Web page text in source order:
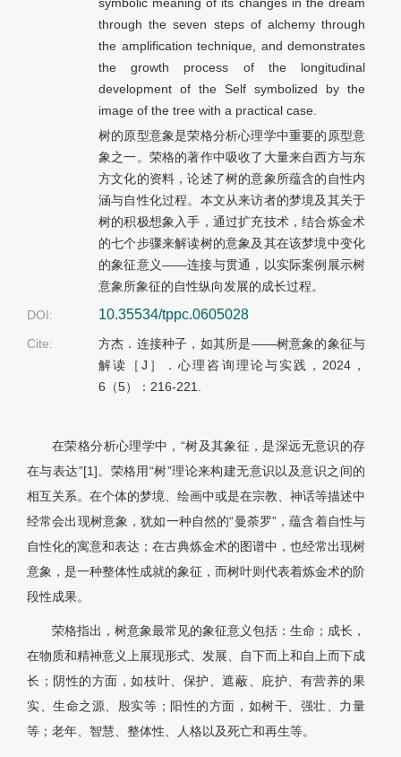
symbolic meaning of its changes in the dream
through the seven steps of alchemy through
the amplification technique, and demonstrates
the growth process of the longitudinal
development of the Self symbolized by the
image of the tree with a practical case.
树的原型意象是荣格分析心理学中重要的原型意
象之一。荣格的著作中吸收了大量来自西方与东
方文化的资料，论述了树的意象所蕴含的自性内
涵与自性化过程。本文从来访者的梦境及其关于
树的积极想象入手，通过扩充技术，结合炼金术
的七个步骤来解读树的意象及其在该梦境中变化
的象征意义——连接与贯通，以实际案例展示树
意象所象征的自性纵向发展的成长过程。
DOI:
10.35534/tppc.0605028
Cite:
方杰．连接种子，如其所是——树意象的象征与
解读［J］．心理咨询理论与实践，2024，
6（5）：216-221.
在荣格分析心理学中，“树及其象征，是深远无意识的存
在与表达”[1]。荣格用“树”理论来构建无意识以及意识之间的
相互关系。在个体的梦境、绘画中或是在宗教、神话等描述中
经常会出现树意象，犹如一种自然的“曼荼罗”，蕴含着自性与
自性化的寓意和表达；在古典炼金术的图谱中，也经常出现树
意象，是一种整体性成就的象征，而树叶则代表着炼金术的阶
段性成果。
荣格指出，树意象最常见的象征意义包括：生命；成长，
在物质和精神意义上展现形式、发展、自下而上和自上而下成
长；阴性的方面，如枝叶、保护、遮蔽、庇护、有营养的果
实、生命之源、殷实等；阳性的方面，如树干、强壮、力量
等；老年、智慧、整体性、人格以及死亡和再生等。